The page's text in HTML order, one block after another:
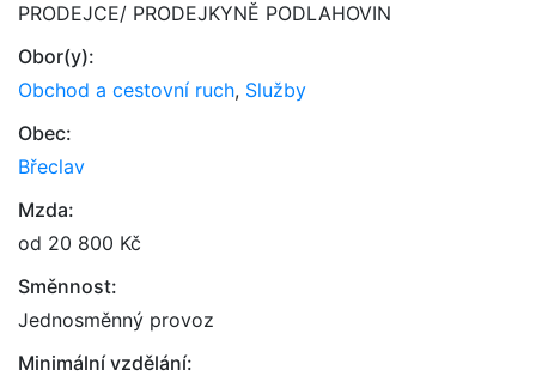
PRODEJCE/ PRODEJKYNĚ PODLAHOVIN
Obor(y):
Obchod a cestovní ruch, Služby
Obec:
Břeclav
Mzda:
od 20 800 Kč
Směnnost:
Jednosměnný provoz
Minimální vzdělání: